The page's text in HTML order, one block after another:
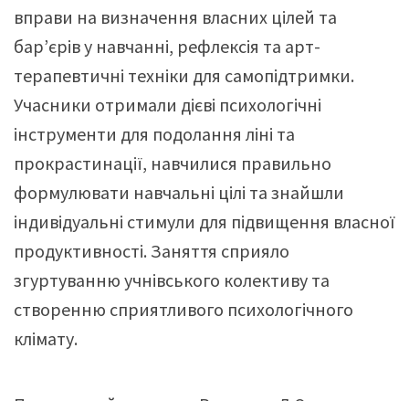
вправи на визначення власних цілей та
бар’єрів у навчанні, рефлексія та арт-
терапевтичні техніки для самопідтримки.
Учасники отримали дієві психологічні
інструменти для подолання ліні та
прокрастинації, навчилися правильно
формулювати навчальні цілі та знайшли
індивідуальні стимули для підвищення власної
продуктивності. Заняття сприяло
згуртуванню учнівського колективу та
створенню сприятливого психологічного
клімату.